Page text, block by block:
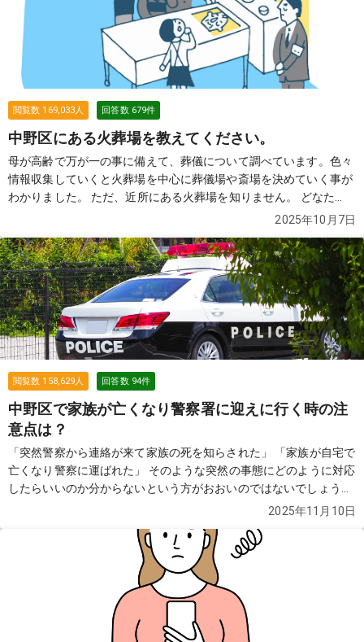
閲覧数 169,033人 回答数 679件
中野区にある火葬場を教えてください。
母が高齢で万が一の事に備えて、葬儀について調べています。色々
情報収集していくと火葬場を中心に葬儀場や斎場を決めていく事が
わかりました。 ただ、近所にある火葬場を知りません。 どなた
か、近所にある火葬場を教えていただけませんでしょうか？続き
2025年10月7日
閲覧数 158,629人 回答数 94件
中野区で家族が亡くなり警察署に迎えに行く時の注
意点は？
「突然警察から連絡が来て家族の死を知らされた」 「家族が自宅で
亡くなり警察に運ばれた」 そのような突然の事態にどのように対応
したらいいのか分からないという方がおおいのではないでしょう
か。この質問では故人が亡くなり警察が介入した際の流れや費用な
2025年11月10日